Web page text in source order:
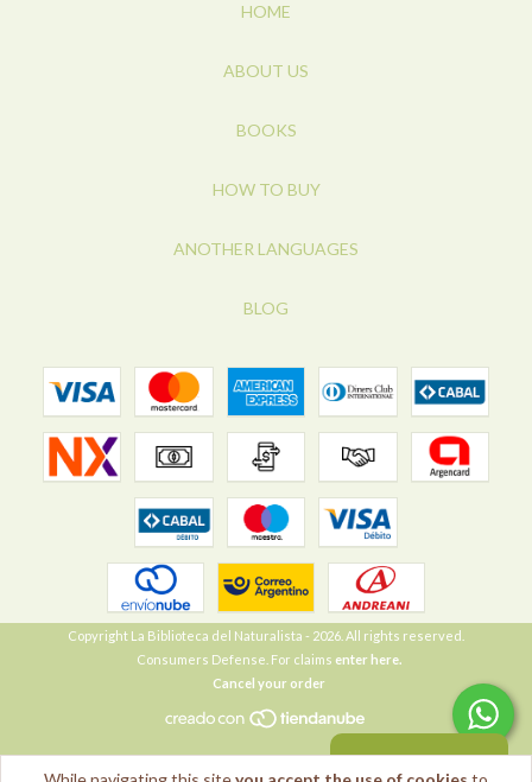
HOME
ABOUT US
BOOKS
HOW TO BUY
ANOTHER LANGUAGES
BLOG
Copyright La Biblioteca del Naturalista - 2026. All rights reserved.
Consumers Defense. For claims enter here.
Cancel your order